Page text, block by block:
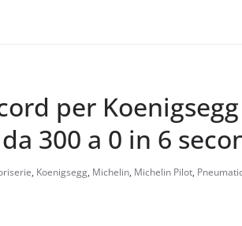
per Koenigsegg
300 a 0 in 6
, Koenigsegg, Michelin, Michelin Pilot,